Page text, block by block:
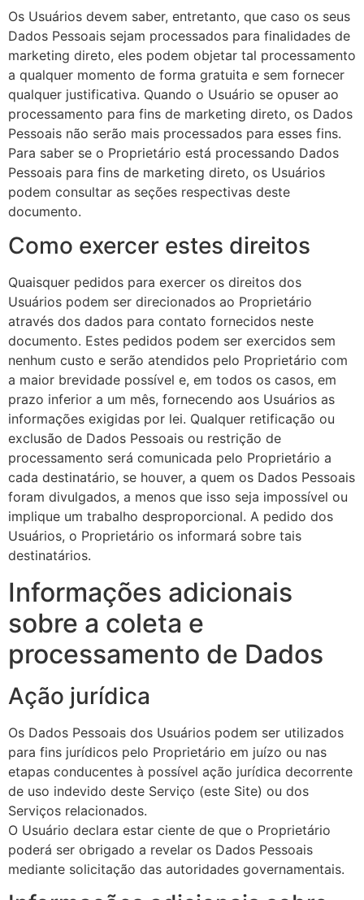
Os Usuários devem saber, entretanto, que caso os seus
Dados Pessoais sejam processados para finalidades de
marketing direto, eles podem objetar tal processamento
a qualquer momento de forma gratuita e sem fornecer
qualquer justificativa. Quando o Usuário se opuser ao
processamento para fins de marketing direto, os Dados
Pessoais não serão mais processados para esses fins.
Para saber se o Proprietário está processando Dados
Pessoais para fins de marketing direto, os Usuários
podem consultar as seções respectivas deste
documento.
Como exercer estes direitos
Quaisquer pedidos para exercer os direitos dos
Usuários podem ser direcionados ao Proprietário
através dos dados para contato fornecidos neste
documento. Estes pedidos podem ser exercidos sem
nenhum custo e serão atendidos pelo Proprietário com
a maior brevidade possível e, em todos os casos, em
prazo inferior a um mês, fornecendo aos Usuários as
informações exigidas por lei. Qualquer retificação ou
exclusão de Dados Pessoais ou restrição de
processamento será comunicada pelo Proprietário a
cada destinatário, se houver, a quem os Dados Pessoais
foram divulgados, a menos que isso seja impossível ou
implique um trabalho desproporcional. A pedido dos
Usuários, o Proprietário os informará sobre tais
destinatários.
Informações adicionais
sobre a coleta e
processamento de Dados
Ação jurídica
Os Dados Pessoais dos Usuários podem ser utilizados
para fins jurídicos pelo Proprietário em juízo ou nas
etapas conducentes à possível ação jurídica decorrente
de uso indevido deste Serviço (este Site) ou dos
Serviços relacionados.
O Usuário declara estar ciente de que o Proprietário
poderá ser obrigado a revelar os Dados Pessoais
mediante solicitação das autoridades governamentais.